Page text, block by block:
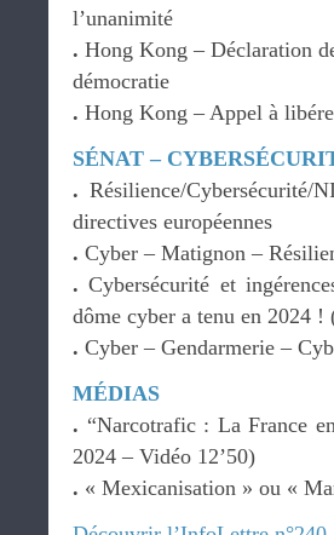
l’unanimité
. Hong Kong – Déclaration
démocratie
. Hong Kong – Appel à
SÉNAT –
. Résilience/
directives européennes
. Cyber – Matignon –
. Cybersécurité et
dôme cyber a tenu en 2024 !
. Cyber – Gendarmerie –
MÉDIAS
. “Narcotrafic : La France
2024 – Vidéo 12’50)
. « Mexicanisation » ou «